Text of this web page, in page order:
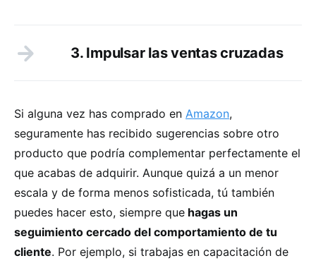
3. Impulsar las ventas cruzadas
Si alguna vez has comprado en Amazon,
seguramente has recibido sugerencias sobre otro
producto que podría complementar perfectamente el
que acabas de adquirir. Aunque quizá a un menor
escala y de forma menos sofisticada, tú también
puedes hacer esto, siempre que hagas un
seguimiento cercado del comportamiento de tu
cliente. Por ejemplo, si trabajas en capacitación de